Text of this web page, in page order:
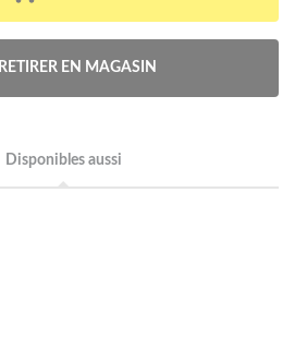
RETIRER EN MAGASIN
Disponibles aussi